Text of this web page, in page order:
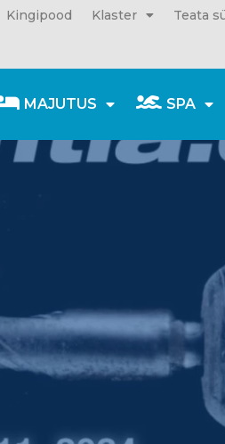
Kingipood Klaster Teata
MAJUTUS SPA